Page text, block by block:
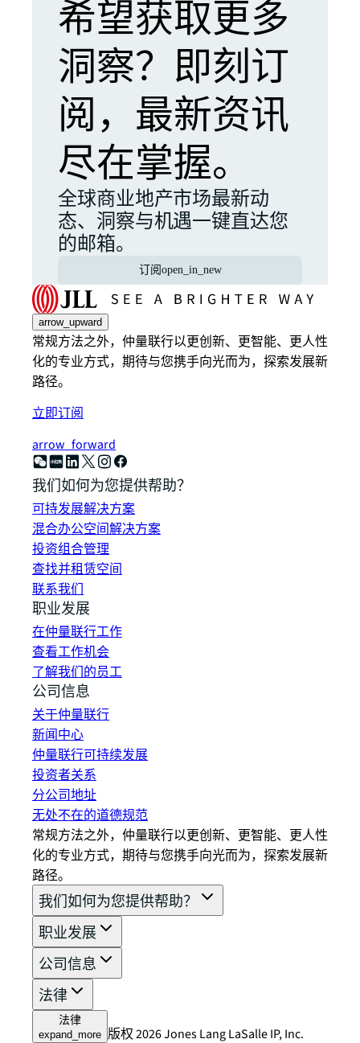
希望获取更多
洞察？即刻订
阅，最新资讯
尽在掌握。
全球商业地产市场最新动
态、洞察与机遇一键直达您
的邮箱。
订阅 open_in_new
arrow_upward
常规方法之外，仲量联行以更创新、更智能、更人性
化的专业方式，期待与您携手向光而为，探索发展新
路径。
立即订阅
arrow_forward
我们如何为您提供帮助？
可持发展解决方案
混合办公空间解决方案
投资组合管理
查找并租赁空间
联系我们
职业发展
在仲量联行工作
查看工作机会
了解我们的员工
公司信息
关于仲量联行
新闻中心
仲量联行可持续发展
投资者关系
分公司地址
无处不在的道德规范
常规方法之外，仲量联行以更创新、更智能、更人性
化的专业方式，期待与您携手向光而为，探索发展新
路径。
我们如何为您提供帮助？
职业发展
公司信息
法律
法律
expand_more 版权 2026 Jones Lang LaSalle IP, Inc.